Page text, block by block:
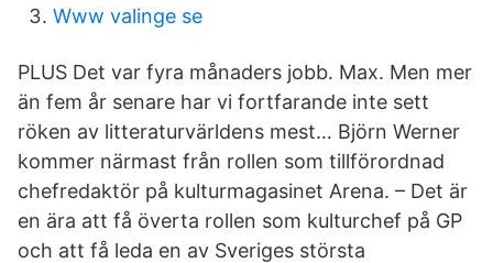
Www valinge se
PLUS Det var fyra månaders jobb. Max. Men mer
än fem år senare har vi fortfarande inte sett
röken av litteraturvärldens mest… Björn Werner
kommer närmast från rollen som tillförordnad
chefredaktör på kulturmagasinet Arena. – Det är
en ära att få överta rollen som kulturchef på GP
och att få leda en av Sveriges största